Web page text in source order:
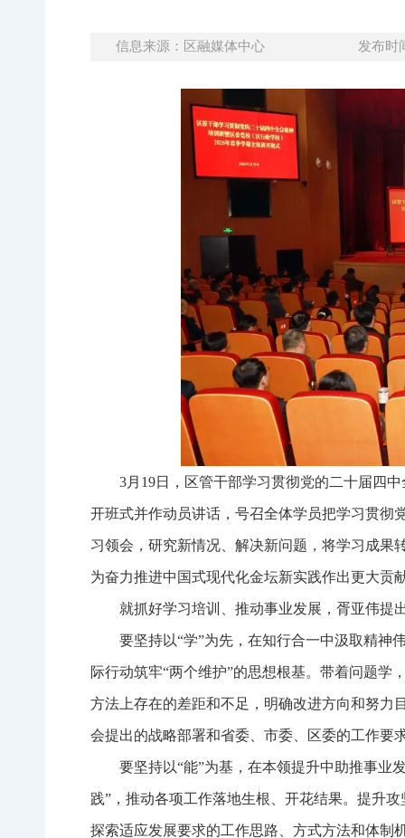
信息来源：区融媒体中心 发布时
3月19日，区管干部学习贯彻党的二十届四
开班式并作动员讲话，号召全体学员把学习贯彻
习领会，研究新情况、解决新问题，将学习成果
为奋力推进中国式现代化金坛新实践作出更大贡
就抓好学习培训、推动事业发展，胥亚伟提
要坚持以“学”为先，在知行合一中汲取精神
际行动筑牢“两个维护”的思想根基。带着问题
方法上存在的差距和不足，明确改进方向和努力
会提出的战略部署和省委、市委、区委的工作要
要坚持以“能”为基，在本领提升中助推事业
践”，推动各项工作落地生根、开花结果。提升
探索适应发展要求的工作思路、方式方法和体制